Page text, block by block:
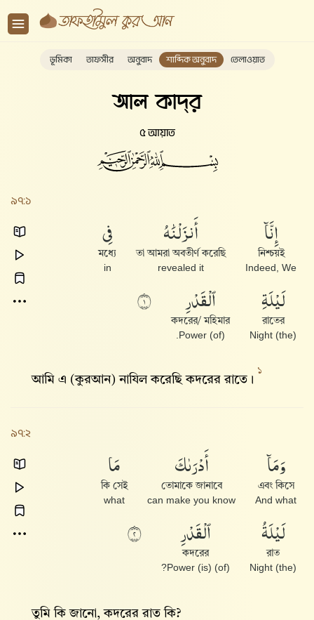
ভূমিকা তাফসীর অনুবাদ শাব্দিক অনুবাদ তেলাওয়াত
আল কাদ্‌র
৫ আয়াত
৯৭:১
إِنَّآ
নিশ্চয়ই
Indeed, We
أَنزَلْنَٰهُ
তা আমরা অবতীর্ণ করেছি
revealed it
فِى
মধ্যে
in
لَيْلَةِ
রাতের
(the) Night
ٱلْقَدْرِ
কদরের/ মহিমার
(of) Power.
١
আমি এ (কুরআন) নাযিল করেছি কদরের রাতে।
১
৯৭:২
وَمَآ
এবং কিসে
And what
أَدْرَىٰكَ
তোমাকে জানাবে
can make you know
مَا
কি সেই
what
لَيْلَةُ
রাত
(the) Night
ٱلْقَدْرِ
কদরের
(of) Power (is)?
٢
তুমি কি জানো, কদরের রাত কি?